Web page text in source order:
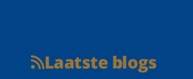
Laatste blogs